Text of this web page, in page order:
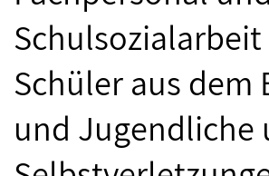
Schüler aus dem
und Jugendliche